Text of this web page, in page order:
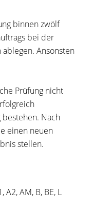
binnen zwölf
bei der
Ansonsten
Prüfung nicht
Nach
einen neuen
stellen.
AM, B, BE, L